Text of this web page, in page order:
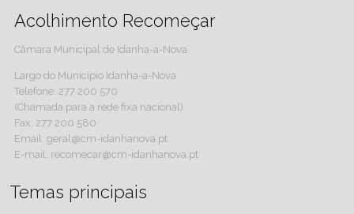
Acolhimento Recomeçar
Câmara Municipal de Idanha-a-Nova
Largo do Município Idanha-a-Nova
Telefone: 277 200 570
(Chamada para a rede fixa nacional)
Fax: 277 200 580
Email: geral@cm-idanhanova.pt
E-mail: recomecar@cm-idanhanova.pt
Temas principais